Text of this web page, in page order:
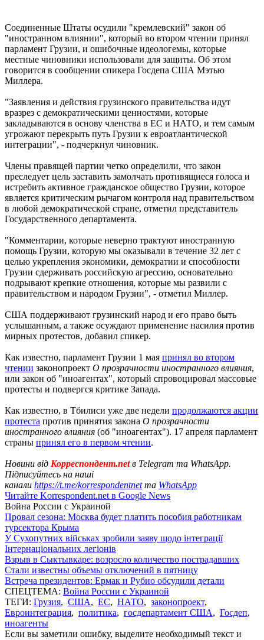
Соединенные Штаты осудили "кремлевский" закон об
"иностранном влиянии", который во втором чтении принял
парламент Грузии, и ошибочные идеологемы, которые
местные чиновники использовали для защиты. Об этом
говорится в сообщении спикера Госдепа США Мэтью
Миллера.
"Заявления и действия грузинского правительства идут
вразрез с демократическими ценностями, которые
закладываются в основу членства в ЕС и НАТО, и тем самым
угрожают перекрыть путь Грузии к евроатлантической
интеграции", - подчеркнул чиновник.
Члены правящей партии четко определили, что закон
преследует цель заставить замолчать противящиеся голоса и
истребить активное гражданское общество Грузии, которое
является критическим рычагом контроля над правительством
в любой демократической стране, отметил представитель
Государственного департамента.
"Комментарии, которые неверно трактуют иностранную
помощь Грузии, которую мы оказывали в течение 32 лет с
целью укрепления экономики, демократии и способности
Грузии сдерживать российскую агрессию, основательно
подрывают крепкие отношения, которые мы развили с
правительством и народом Грузии", - отметил Миллер.
США поддерживают грузинский народ и его право быть
услышанным, а также осуждают применение насилия против
мирных протестов, добавил спикер.
Как известно, парламент Грузии 1 мая принял во втором
чтении законопроект О прозрачности иностранного влияния,
или закон об "иноагентах", который спровоцировал массовые
протесты и подвергся критике Запада.
Как известно, в Тбилиси уже две недели продолжаются акции
протеста против принятия закона О прозрачности
иностранного влияния (об "иноагентах"). 17 апреля парламент
страны принял его в первом чтении.
Новини від Корреспондент.netв Telegram та WhatsApp.
Підписуйтесь на наші
канали https://t.me/korrespondentnetта WhatsApp
Читайте Korrespondent.net в Google News
Война России с Украиной
Провал сезона: Москва будет платить пособия работникам
турсектора Крыма
У Сухопутних військах зробили заяву щодо інтеграції
Інтернаціональних легіонів
Взрыв в Сыктывкаре: возросло количество пострадавших
Стали известны объемы отключений в пятницу
Встреча президентов: Ермак и Рубио обсудили детали
СПЕЦТЕМА: Война России с Украиной
ТЕГИ: Грузия, США, ЕС, НАТО, законопроект,
Евроинтеграция, политика, госдепартамент США, Госдеп,
иноагенты
Если вы заметили ошибку, выделите необходимый текст и